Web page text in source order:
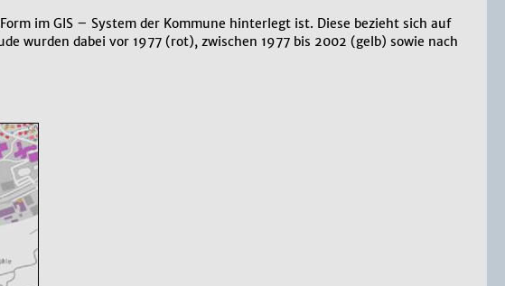
im GIS – System der Kommune hinterlegt ist. Diese bezieht sich auf
wurden dabei vor 1977 (rot), zwischen 1977 bis 2002 (gelb) sowie nach